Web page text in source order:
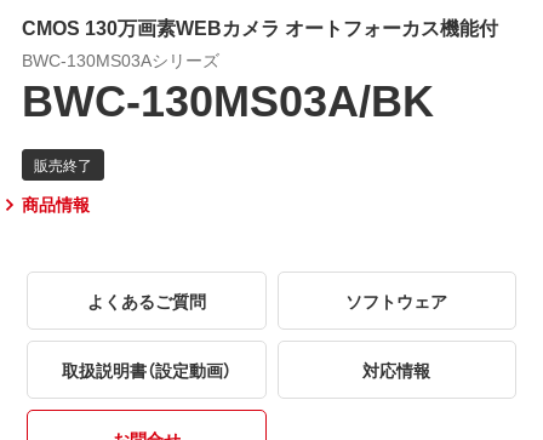
CMOS 130万画素WEBカメラ オートフォーカス機能付
BWC-130MS03Aシリーズ
BWC-130MS03A/BK
商品情報
よくあるご質問 ソフトウェア
取扱説明書（設定動画） 対応情報